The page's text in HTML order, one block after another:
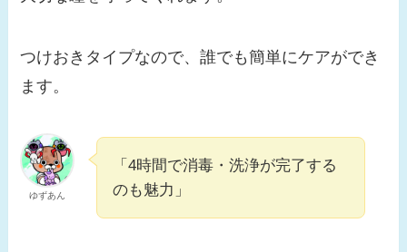
つけおきタイプなので、誰でも簡単にケアができ
ます。
ゆずあん
「4時間で消毒・洗浄が完了する
のも魅力」